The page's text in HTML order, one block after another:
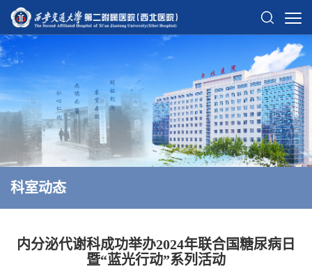
科室动态
内分泌代谢科成功举办2024年联合国糖尿病日
暨“蓝光行动”系列活动